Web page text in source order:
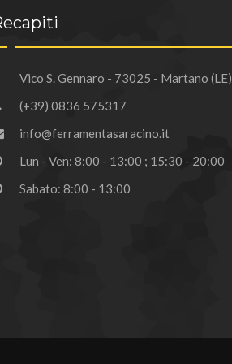
Vico S. Gennaro - 73025 - Martano (LE)
(+39) 0836 575317
info@ferramentasaracino.it
Lun - Ven: 8:00 - 13:00 ; 15:30 - 20:00
Sabato: 8:00 - 13:00